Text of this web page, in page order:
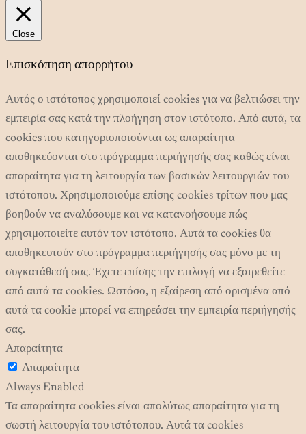
Close
Επισκόπηση απορρήτου
Αυτός ο ιστότοπος χρησιμοποιεί cookies για να βελτιώσει την
εμπειρία σας κατά την πλοήγηση στον ιστότοπο. Από αυτά, τα
cookies που κατηγοριοποιούνται ως απαραίτητα
αποθηκεύονται στο πρόγραμμα περιήγησής σας καθώς είναι
απαραίτητα για τη λειτουργία των βασικών λειτουργιών του
ιστότοπου. Χρησιμοποιούμε επίσης cookies τρίτων που μας
βοηθούν να αναλύσουμε και να κατανοήσουμε πώς
χρησιμοποιείτε αυτόν τον ιστότοπο. Αυτά τα cookies θα
αποθηκευτούν στο πρόγραμμα περιήγησής σας μόνο με τη
συγκατάθεσή σας. Έχετε επίσης την επιλογή να εξαιρεθείτε
από αυτά τα cookies. Ωστόσο, η εξαίρεση από ορισμένα από
αυτά τα cookie μπορεί να επηρεάσει την εμπειρία περιήγησής
σας.
Απαραίτητα
Απαραίτητα
Always Enabled
Τα απαραίτητα cookies είναι απολύτως απαραίτητα για τη
σωστή λειτουργία του ιστότοπου. Αυτά τα cookies